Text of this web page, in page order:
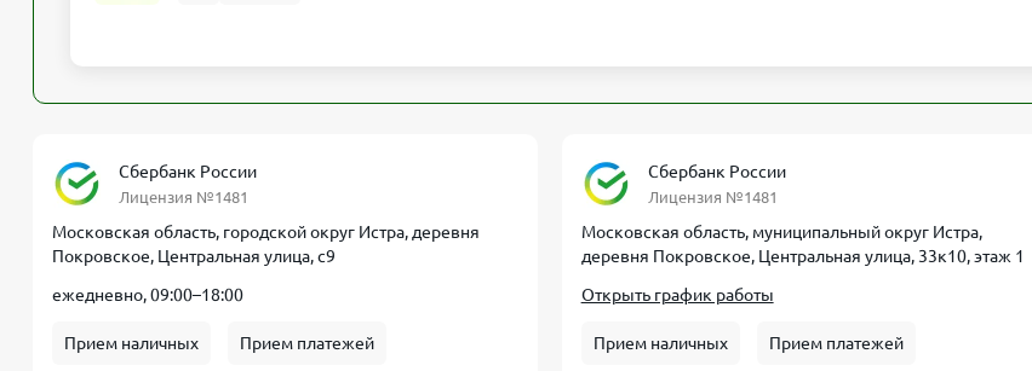
Сбербанк России
Лицензия №1481
Московская область, городской округ Истра, деревня
Покровское, Центральная улица, с9
ежедневно, 09:00–18:00
Прием наличных Прием платежей
Сбербанк России
Лицензия №1481
Московская область, муниципальный округ Истра,
деревня Покровское, Центральная улица, 33к10, этаж 1
Открыть график работы
Прием наличных Прием платежей